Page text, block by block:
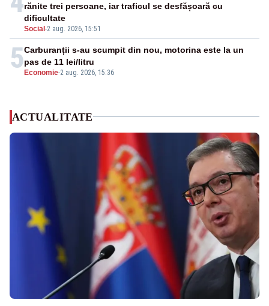
Social-2 aug. 2026, 15:51
rănite trei persoane, iar traficul se desfășoară cu
dificultate
5Economie-2 aug. 2026, 15:36
Carburanții s-au scumpit din nou, motorina este la un
pas de 11 lei/litru
ACTUALITATE